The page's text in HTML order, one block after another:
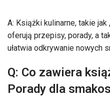
A: Książki kulinarne, takie
oferują przepisy, porady, a
ułatwia odkrywanie nowych
Q: Co zawiera
Porady dla